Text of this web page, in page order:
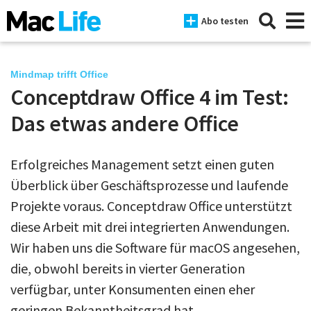
Abo testen
News
Mac
iPad
Tests
Tipps
Magazine
Mindmap trifft Office
Conceptdraw Office 4 im Test:
Das etwas andere Office
Erfolgreiches Management setzt einen guten
Überblick über Geschäftsprozesse und laufende
Projekte voraus. Conceptdraw Office unterstützt
diese Arbeit mit drei integrierten Anwendungen.
Wir haben uns die Software für macOS angesehen,
die, obwohl bereits in vierter Generation
verfügbar, unter Konsumenten einen eher